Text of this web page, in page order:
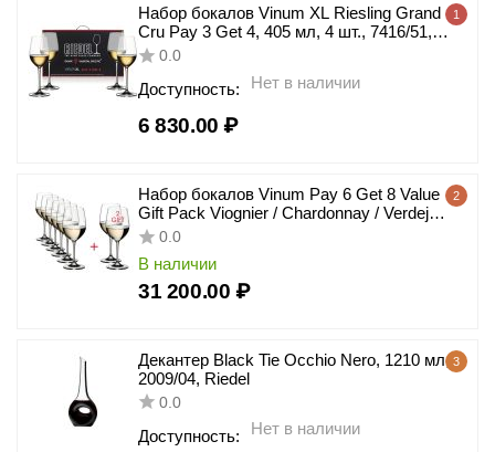
1
Набор бокалов Vinum XL Riesling Grand
Cru Pay 3 Get 4, 405 мл, 4 шт., 7416/51,
Riedel
0.0
Доступность: Нет в наличии
6 830.00 ₽
2
Набор бокалов Vinum Pay 6 Get 8 Value
Gift Pack Viognier / Chardonnay / Verdejo,
8 шт., 350 мл, 7416/05, Riedel
0.0
В наличии
31 200.00 ₽
3
Декантер Black Tie Occhio Nero, 1210 мл,
2009/04, Riedel
0.0
Доступность: Нет в наличии